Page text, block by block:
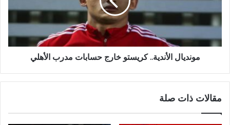
مونديال الأندية.. كريستو خارج حسابات مدرب الأهلي
مقالات ذات صلة